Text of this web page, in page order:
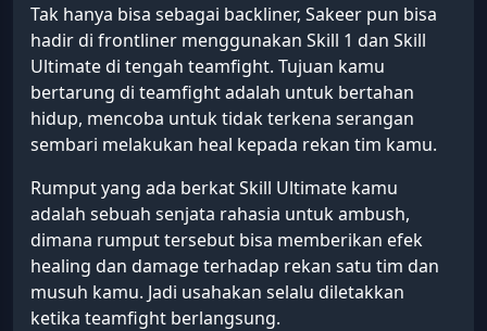
Tak hanya bisa sebagai backliner, Sakeer pun bisa
hadir di frontliner menggunakan Skill 1 dan Skill
Ultimate di tengah teamfight. Tujuan kamu
bertarung di teamfight adalah untuk bertahan
hidup, mencoba untuk tidak terkena serangan
sembari melakukan heal kepada rekan tim kamu.
Rumput yang ada berkat Skill Ultimate kamu
adalah sebuah senjata rahasia untuk ambush,
dimana rumput tersebut bisa memberikan efek
healing dan damage terhadap rekan satu tim dan
musuh kamu. Jadi usahakan selalu diletakkan
ketika teamfight berlangsung.